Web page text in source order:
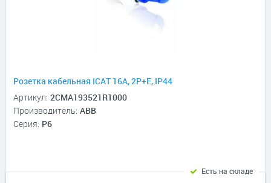
Розетка кабельная ICAT 16A, 2P+E, IP44
Артикул: 2CMA193521R1000
Производитель: ABB
Серия: P6
Есть на складе